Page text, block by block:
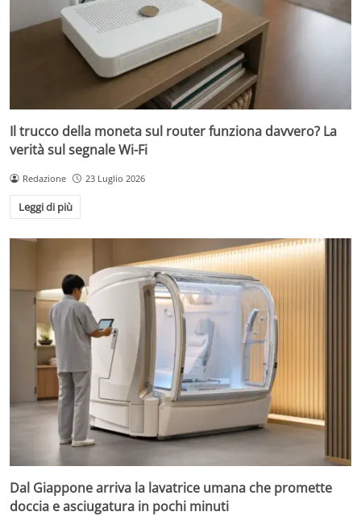
Il trucco della moneta sul router funziona davvero? La
verità sul segnale Wi-Fi
Redazione 23 Luglio 2026
Leggi di più
Dal Giappone arriva la lavatrice umana che promette
doccia e asciugatura in pochi minuti